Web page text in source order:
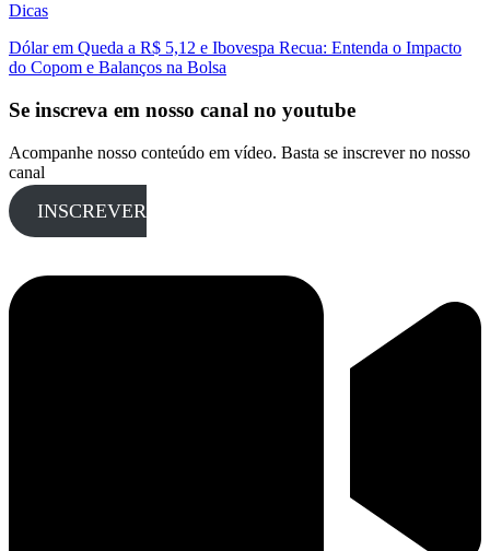
Dicas
Dólar em Queda a R$ 5,12 e Ibovespa Recua: Entenda o Impacto
do Copom e Balanços na Bolsa
Se inscreva em nosso canal no youtube
Acompanhe nosso conteúdo em vídeo. Basta se inscrever no nosso
canal
INSCREVER